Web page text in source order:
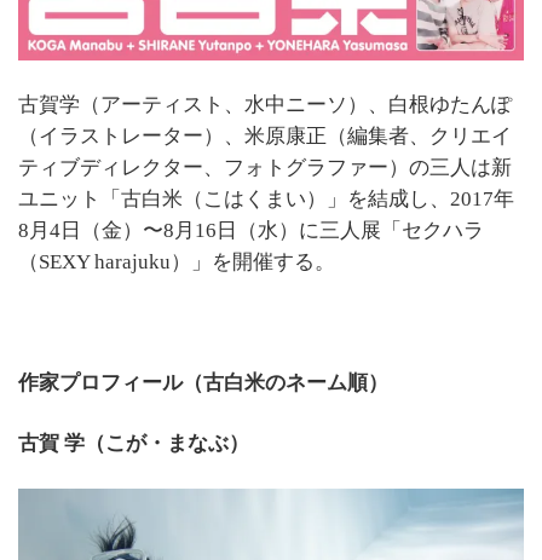
古賀学（アーティスト、水中ニーソ）、白根ゆたんぽ
（イラストレーター）、米原康正（編集者、クリエイ
ティブディレクター、フォトグラファー）の三人は新
ユニット「古白米（こはくまい）」を結成し、2017年
8月4日（金）〜8月16日（水）に三人展「セクハラ
（SEXY harajuku）」を開催する。
作家プロフィール（古白米のネーム順）
古賀 学（こが・まなぶ）